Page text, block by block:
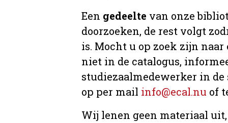
Een gedeelte van onze
doorzoeken, de rest volgt
is. Mocht u op zoek zijn
niet in de catalogus,
studiezaalmedewerker in
op per mail info@ecal.nu of
Wij lenen geen materiaal